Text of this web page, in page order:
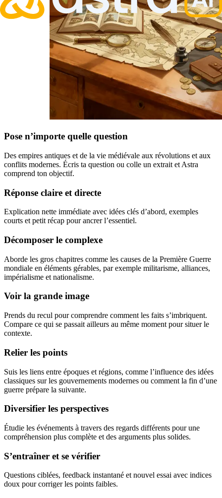
Pose n’importe quelle question
Des empires antiques et de la vie médiévale aux révolutions et aux
conflits modernes. Écris ta question ou colle un extrait et Astra
comprend ton objectif.
Réponse claire et directe
Explication nette immédiate avec idées clés d’abord, exemples
courts et petit récap pour ancrer l’essentiel.
Décomposer le complexe
Aborde les gros chapitres comme les causes de la Première Guerre
mondiale en éléments gérables, par exemple militarisme, alliances,
impérialisme et nationalisme.
Voir la grande image
Prends du recul pour comprendre comment les faits s’imbriquent.
Compare ce qui se passait ailleurs au même moment pour situer le
contexte.
Relier les points
Suis les liens entre époques et régions, comme l’influence des idées
classiques sur les gouvernements modernes ou comment la fin d’une
guerre prépare la suivante.
Diversifier les perspectives
Étudie les événements à travers des regards différents pour une
compréhension plus complète et des arguments plus solides.
S’entraîner et se vérifier
Questions ciblées, feedback instantané et nouvel essai avec indices
doux pour corriger les points faibles.